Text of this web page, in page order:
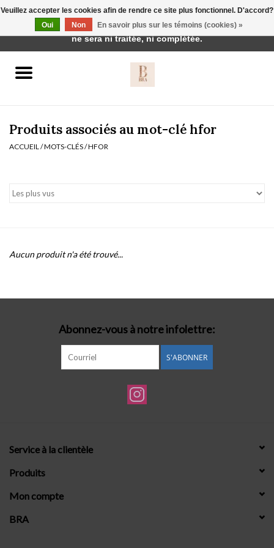
Réduction
Produits associés au mot-clé hfor
ACCUEIL /MOTS-CLÉS/HFOR
Aucun produit n'a été trouvé...
Abonnez-vous à notre infolettre:
S'ABONNER
Service à la clientèle
Produits
Mon compte
BRA
Veuillez accepter les cookies afin de rendre ce site plus fonctionnel. D'accord?
Oui
Non En savoir plus sur les témoins (cookies) »
Cette boutique est en construction. Toute commande passée
ne sera ni traitée, ni complétée.